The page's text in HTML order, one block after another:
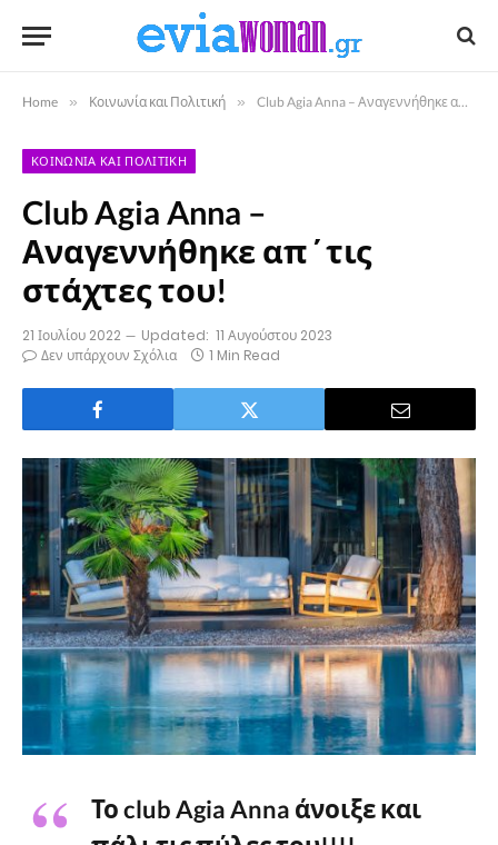
Home » Κοινωνία και Πολιτική » Club Agia Anna – Αναγεννήθηκε απ΄τις στάχτες του!
ΚΟΙΝΩΝΊΑ ΚΑΙ ΠΟΛΙΤΙΚΉ
Club Agia Anna –
Αναγεννήθηκε απ΄τις
στάχτες του!
21 Ιουλίου 2022 Updated: 11 Αυγούστου 2023
Δεν υπάρχουν Σχόλια
1 Min Read
Το club Agia Anna άνοιξε και